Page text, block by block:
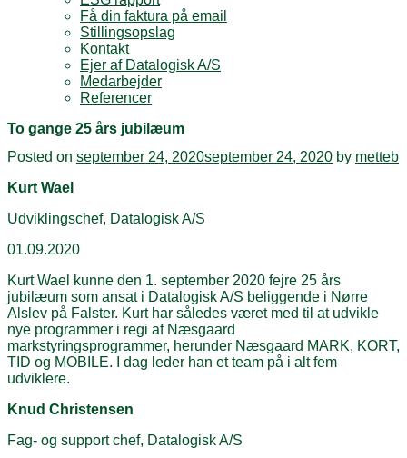
Få din faktura på email
Stillingsopslag
Kontakt
Ejer af Datalogisk A/S
Medarbejder
Referencer
To gange 25 års jubilæum
Posted on september 24, 2020september 24, 2020 by metteb
Kurt Wael
Udviklingschef, Datalogisk A/S
01.09.2020
Kurt Wael kunne den 1. september 2020 fejre 25 års
jubilæum som ansat i Datalogisk A/S beliggende i Nørre
Alslev på Falster. Kurt har således været med til at udvikle
nye programmer i regi af Næsgaard
markstyringsprogrammer, herunder Næsgaard MARK, KORT,
TID og MOBILE. I dag leder han et team på i alt fem
udviklere.
Knud Christensen
Fag- og support chef, Datalogisk A/S